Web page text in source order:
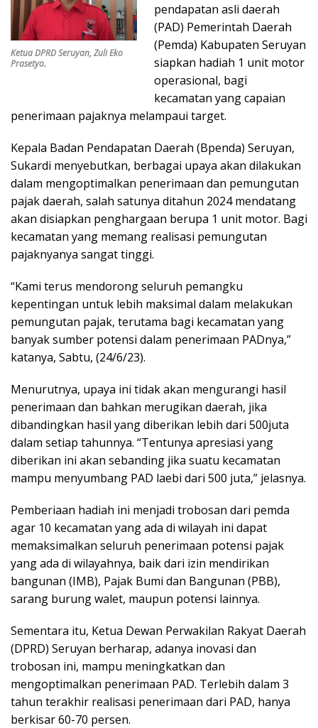
Ketua DPRD Seruyan, Zuli Eko
Prasetyo.
pendapatan asli daerah
(PAD) Pemerintah Daerah
(Pemda) Kabupaten Seruyan
siapkan hadiah 1 unit motor
operasional, bagi
kecamatan yang capaian
penerimaan pajaknya melampaui target.
Kepala Badan Pendapatan Daerah (Bpenda) Seruyan,
Sukardi menyebutkan, berbagai upaya akan dilakukan
dalam mengoptimalkan penerimaan dan pemungutan
pajak daerah, salah satunya ditahun 2024 mendatang
akan disiapkan penghargaan berupa 1 unit motor. Bagi
kecamatan yang memang realisasi pemungutan
pajaknyanya sangat tinggi.
“Kami terus mendorong seluruh pemangku
kepentingan untuk lebih maksimal dalam melakukan
pemungutan pajak, terutama bagi kecamatan yang
banyak sumber potensi dalam penerimaan PADnya,”
katanya, Sabtu, (24/6/23).
Menurutnya, upaya ini tidak akan mengurangi hasil
penerimaan dan bahkan merugikan daerah, jika
dibandingkan hasil yang diberikan lebih dari 500juta
dalam setiap tahunnya. “Tentunya apresiasi yang
diberikan ini akan sebanding jika suatu kecamatan
mampu menyumbang PAD laebi dari 500 juta,” jelasnya.
Pemberiaan hadiah ini menjadi trobosan dari pemda
agar 10 kecamatan yang ada di wilayah ini dapat
memaksimalkan seluruh penerimaan potensi pajak
yang ada di wilayahnya, baik dari izin mendirikan
bangunan (IMB), Pajak Bumi dan Bangunan (PBB),
sarang burung walet, maupun potensi lainnya.
Sementara itu, Ketua Dewan Perwakilan Rakyat Daerah
(DPRD) Seruyan berharap, adanya inovasi dan
trobosan ini, mampu meningkatkan dan
mengoptimalkan penerimaan PAD. Terlebih dalam 3
tahun terakhir realisasi penerimaan dari PAD, hanya
berkisar 60-70 persen.